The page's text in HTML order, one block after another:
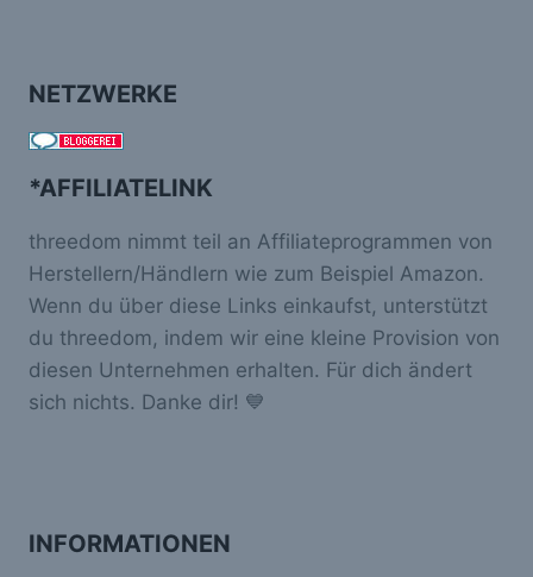
NETZWERKE
*AFFILIATELINK
threedom nimmt teil an Affiliateprogrammen von
Herstellern/Händlern wie zum Beispiel Amazon.
Wenn du über diese Links einkaufst, unterstützt
du threedom, indem wir eine kleine Provision von
diesen Unternehmen erhalten. Für dich ändert
sich nichts. Danke dir! 💙
INFORMATIONEN